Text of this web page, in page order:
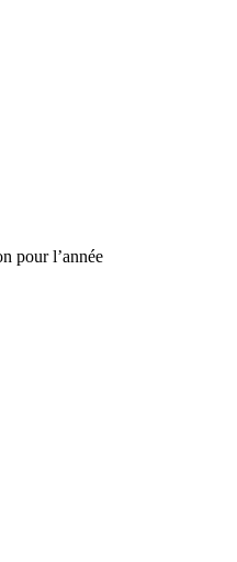
pour l’année